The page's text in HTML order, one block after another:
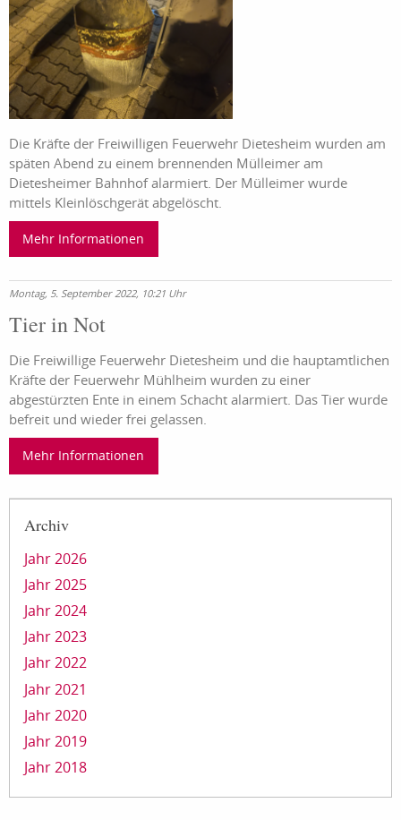
Die Kräfte der Freiwilligen Feuerwehr Dietesheim wurden am
späten Abend zu einem brennenden Mülleimer am
Dietesheimer Bahnhof alarmiert. Der Mülleimer wurde
mittels Kleinlöschgerät abgelöscht.
Mehr Informationen
Montag, 5. September 2022, 10:21 Uhr
Tier in Not
Die Freiwillige Feuerwehr Dietesheim und die hauptamtlichen
Kräfte der Feuerwehr Mühlheim wurden zu einer
abgestürzten Ente in einem Schacht alarmiert. Das Tier wurde
befreit und wieder frei gelassen.
Mehr Informationen
Archiv
Jahr 2026
Jahr 2025
Jahr 2024
Jahr 2023
Jahr 2022
Jahr 2021
Jahr 2020
Jahr 2019
Jahr 2018